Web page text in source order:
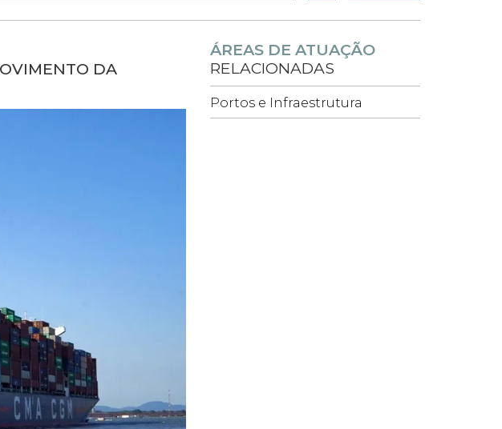
DA
ÁREAS DE ATUAÇÃO
RELACIONADAS
Portos e Infraestrutura